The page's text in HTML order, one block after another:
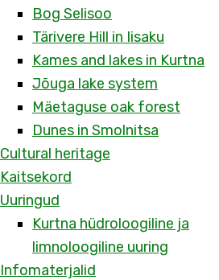
Bog Selisoo
Tärivere Hill in Iisaku
Kames and lakes in Kurtna
Jõuga lake system
Mäetaguse oak forest
Dunes in Smolnitsa
Cultural heritage
Kaitsekord
Uuringud
Kurtna hüdroloogiline ja
limnoloogiline uuring
Infomaterjalid